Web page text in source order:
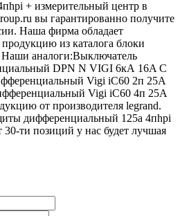
+ измерительный центр в
вы гарантированно получите
Наша фирма обладает
из каталога блоки
Наши аналоги:Выключатель
DPN N VIGI 6кА 16A C
Vigi iC60 2п 25А
Vigi iC60 4п 25А
от производителя legrand.
дифференциальный 125а 4пhpi
ти позиций у нас будет лучшая